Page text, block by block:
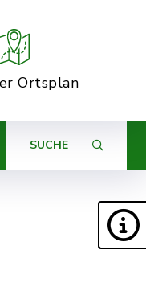
Ortsplan
SUCHE